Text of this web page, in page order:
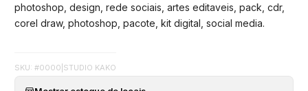
photoshop, design, rede sociais, artes editaveis, pack, cdr,
corel draw, photoshop, pacote, kit digital, social media.
SKU: #0000 STUDIO KAKO